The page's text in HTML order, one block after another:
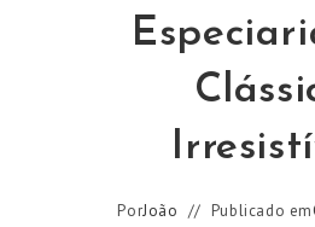
PorJoão Publicado em